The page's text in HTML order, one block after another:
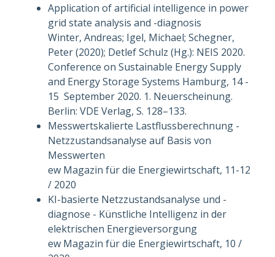
Application of artificial intelligence in power
grid state analysis and -diagnosis
Winter, Andreas; Igel, Michael; Schegner,
Peter (2020); Detlef Schulz (Hg.): NEIS 2020.
Conference on Sustainable Energy Supply
and Energy Storage Systems Hamburg, 14 -
15 September 2020. 1. Neuerscheinung.
Berlin: VDE Verlag, S. 128–133.
Messwertskalierte Lastflussberechnung -
Netzzustandsanalyse auf Basis von
Messwerten
ew Magazin für die Energiewirtschaft, 11-12
/ 2020
KI-basierte Netzzustandsanalyse und -
diagnose - Künstliche Intelligenz in der
elektrischen Energieversorgung
ew Magazin für die Energiewirtschaft, 10 /